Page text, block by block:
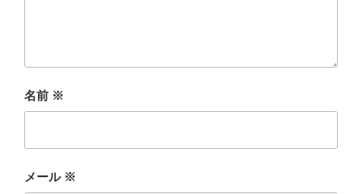
名前 ※
メール ※